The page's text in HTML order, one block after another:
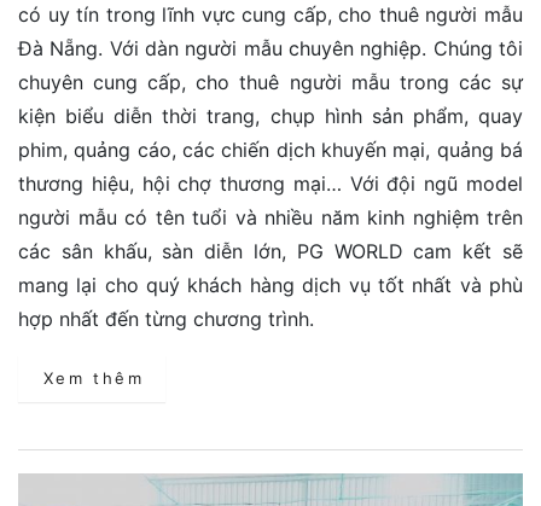
có uy tín trong lĩnh vực cung cấp, cho thuê người mẫu
Đà Nẵng. Với dàn người mẫu chuyên nghiệp. Chúng tôi
chuyên cung cấp, cho thuê người mẫu trong các sự
kiện biểu diễn thời trang, chụp hình sản phẩm, quay
phim, quảng cáo, các chiến dịch khuyến mại, quảng bá
thương hiệu, hội chợ thương mại… Với đội ngũ model
người mẫu có tên tuổi và nhiều năm kinh nghiệm trên
các sân khấu, sàn diễn lớn, PG WORLD cam kết sẽ
mang lại cho quý khách hàng dịch vụ tốt nhất và phù
hợp nhất đến từng chương trình.
Xem thêm